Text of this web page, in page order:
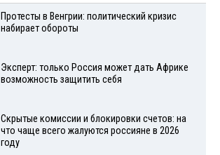
Протесты в Венгрии: политический кризис
набирает обороты
Эксперт: только Россия может дать Африке
возможность защитить себя
Скрытые комиссии и блокировки счетов: на
что чаще всего жалуются россияне в 2026
году